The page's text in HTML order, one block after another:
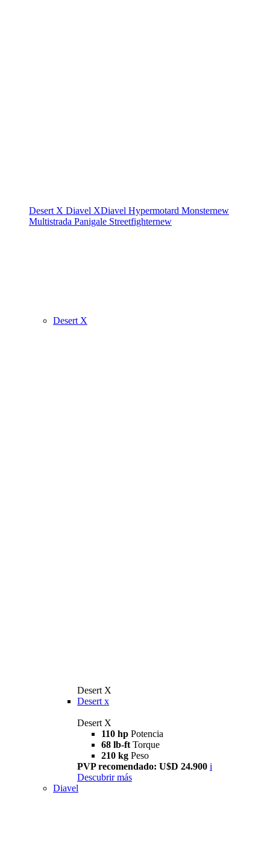
Desert X Diavel XDiavel Hypermotard Monsternew
Multistrada Panigale Streetfighternew
Desert X
Desert X
Desert x
Desert X
110 hp Potencia
68 lb-ft Torque
210 kg Peso
PVP recomendado: U$D 24.900 i
Descubrir más
Diavel